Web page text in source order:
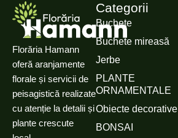
Florăria Hamann
oferă aranjamente
florale și servicii de
peisagistică realizate
cu atenție la detalii și
plante crescute
Categorii
Buchete
Buchete mireasă
Jerbe
PLANTE
ORNAMENTALE
Obiecte decorative
BONSAI